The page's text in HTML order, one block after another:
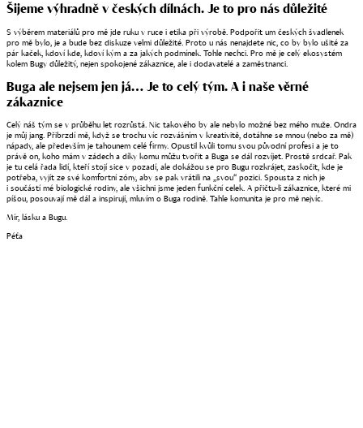
Šijeme výhradně v českých dílnách. Je to pro nás důležité
S výběrem materiálů pro mě jde ruku v ruce i etika při výrobě. Podpořit um českých švadlenek
pro mě bylo, je a bude bez diskuze velmi důležité. Proto u nás nenajdete nic, co by bylo ušité za
pár kaček, kdoví kde, kdoví kým a za jakých podmínek. Tohle nechci. Pro mě je celý ekosystém
kolem Bugy důležitý, nejen spokojené zákaznice, ale i dodavatelé a zaměstnanci.
Buga ale nejsem jen já… Je to celý tým. A i naše věrné
zákaznice
Celý náš tým se v průběhu let rozrůstá. Nic takového by ale nebylo možné bez mého muže. Ondra
je můj jang. Přibrzdí mě, když se trochu víc rozvášním v kreativitě, dotáhne se mnou (nebo za mě)
nápady, ale především je tahounem celé firmy. Opustil kvůli tomu svou původní profesi a je to
právě on, koho mám v zádech a díky komu můžu tvořit a Buga se dál rozvíjet. Prostě srdcař. Pak
je tu celá řada lidí, kteří stojí sice v pozadí, ale dokážou se pro Bugu rozkrájet, zaskočit, kde je
potřeba, vyjít ze své komfortní zóny, aby se pak vrátili na „svou“ pozici. Spousta z nich je
i součástí mé biologické rodiny, ale všichni jsme jeden funkční celek. A přičtu-li zákaznice, které mi
píšou, posouvají mě dál a inspirují, mluvím o Buga rodině. Tahle komunita je pro mě nejvíc.
Mír, lásku a Bugu.
Péťa